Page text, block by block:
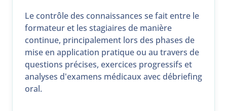
Le contrôle des connaissances se fait entre le
formateur et les stagiaires de manière
continue, principalement lors des phases de
mise en application pratique ou au travers de
questions précises, exercices progressifs et
analyses d'examens médicaux avec débriefing
oral.